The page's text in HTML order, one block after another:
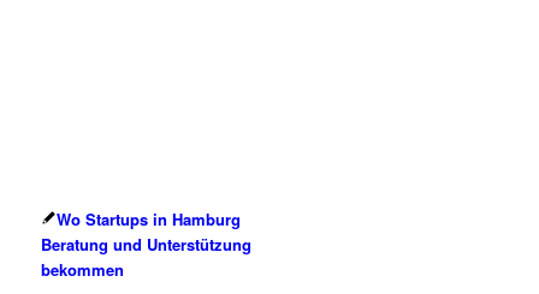
Wo Startups in Hamburg
Beratung und Unterstützung
bekommen